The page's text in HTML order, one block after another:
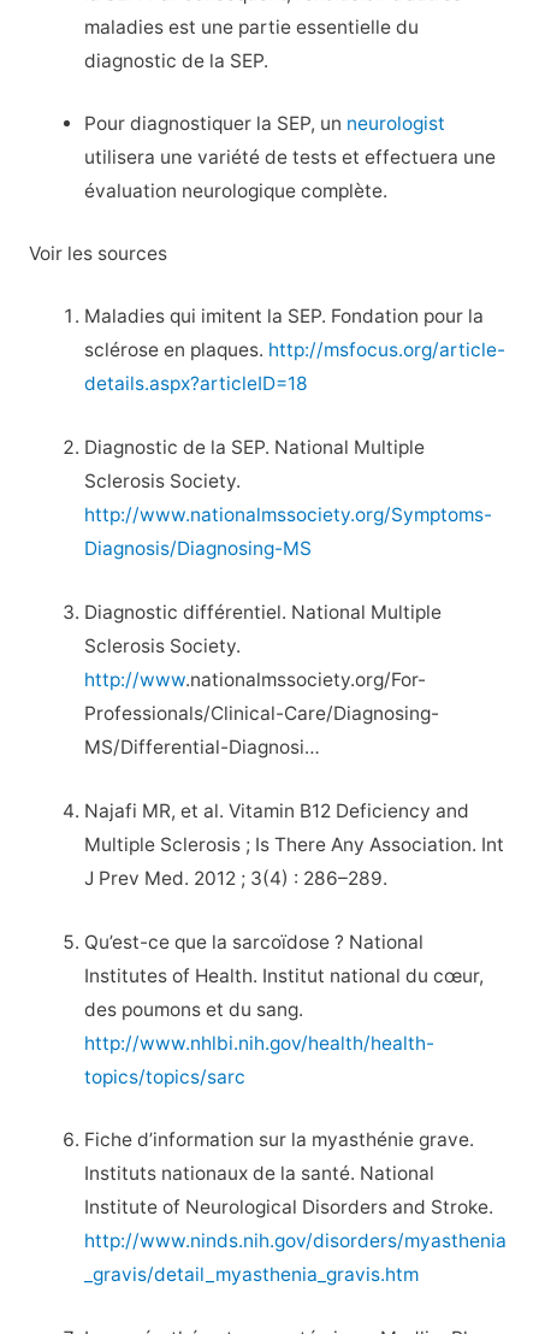
maladies est une partie essentielle du
diagnostic de la SEP.
Pour diagnostiquer la SEP, un neurologist
utilisera une variété de tests et effectuera une
évaluation neurologique complète.
Voir les sources
Maladies qui imitent la SEP. Fondation pour la
sclérose en plaques. http://msfocus.org/article-
details.aspx?articleID=18
Diagnostic de la SEP. National Multiple
Sclerosis Society.
http://www.nationalmssociety.org/Symptoms-
Diagnosis/Diagnosing-MS
Diagnostic différentiel. National Multiple
Sclerosis Society.
http://www.nationalmssociety.org/For-
Professionals/Clinical-Care/Diagnosing-
MS/Differential-Diagnosi…
Najafi MR, et al. Vitamin B12 Deficiency and
Multiple Sclerosis ; Is There Any Association. Int
J Prev Med. 2012 ; 3(4) : 286–289.
Qu’est-ce que la sarcoïdose ? National
Institutes of Health. Institut national du cœur,
des poumons et du sang.
http://www.nhlbi.nih.gov/health/health-
topics/topics/sarc
Fiche d’information sur la myasthénie grave.
Instituts nationaux de la santé. National
Institute of Neurological Disorders and Stroke.
http://www.ninds.nih.gov/disorders/myasthenia
_gravis/detail_myasthenia_gravis.htm